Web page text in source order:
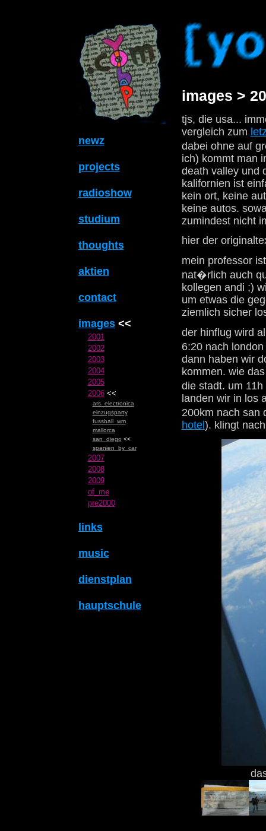
newz
projects
radioshow
studium
thoughts
aktien
contact
images<<
2001
2002
2003
2004
2005
2006<<
ars_electronica
einzugsparty
fussball_wm
mallorca
san_diego <<
spanien_by_car
2007
2008
2009
of_me
pre2000
links
music
dienstplan
hauptschule
images >
tjs, die usa...
vergleich zum
dabei ohne auf
ich) kommt man
death valley und
kalifornien ist
kein ort, keine
keine autos.
zumindest nicht
hier der
mein professor
nat�rlich auch
kollegen andi ;)
um etwas die
ziemlich sicher
der hinflug wird
6:20 nach
dann haben wir
kommen. wie
die stadt. um
landen wir in los
200km nach
hotel). klingt